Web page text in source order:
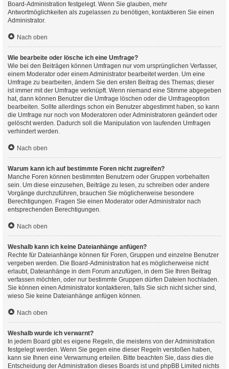
Board-Administration festgelegt. Wenn Sie glauben, mehr
Antwortmöglichkeiten als zugelassen zu benötigen, kontaktieren Sie einen
Administrator.
Nach oben
Wie bearbeite oder lösche ich eine Umfrage?
Wie bei den Beiträgen können Umfragen nur vom ursprünglichen Verfasser,
einem Moderator oder einem Administrator bearbeitet werden. Um eine
Umfrage zu bearbeiten, ändern Sie den ersten Beitrag des Themas; dieser
ist immer mit der Umfrage verknüpft. Wenn niemand eine Stimme abgegeben
hat, dann können Benutzer die Umfrage löschen oder die Umfrageoption
bearbeiten. Sollte allerdings schon ein Benutzer abgestimmt haben, so kann
die Umfrage nur noch von Moderatoren oder Administratoren geändert oder
gelöscht werden. Dadurch soll die Manipulation von laufenden Umfragen
verhindert werden.
Nach oben
Warum kann ich auf bestimmte Foren nicht zugreifen?
Manche Foren können bestimmten Benutzern oder Gruppen vorbehalten
sein. Um diese einzusehen, Beiträge zu lesen, zu schreiben oder andere
Vorgänge durchzuführen, brauchen Sie möglicherweise besondere
Berechtigungen. Fragen Sie einen Moderator oder Administrator nach
entsprechenden Berechtigungen.
Nach oben
Weshalb kann ich keine Dateianhänge anfügen?
Rechte für Dateianhänge können für Foren, Gruppen und einzelne Benutzer
vergeben werden. Die Board-Administration hat es möglicherweise nicht
erlaubt, Dateianhänge in dem Forum anzufügen, in dem Sie Ihren Beitrag
verfassen möchten, oder nur bestimmte Gruppen dürfen Dateien hochladen.
Sie können einen Administrator kontaktieren, falls Sie sich nicht sicher sind,
wieso Sie keine Dateianhänge anfügen können.
Nach oben
Weshalb wurde ich verwarnt?
In jedem Board gibt es eigene Regeln, die meistens von der Administration
festgelegt werden. Wenn Sie gegen eine dieser Regeln verstoßen haben,
kann sie Ihnen eine Verwarnung erteilen. Bitte beachten Sie, dass dies die
Entscheidung der Administration dieses Boards ist und phpBB Limited nichts